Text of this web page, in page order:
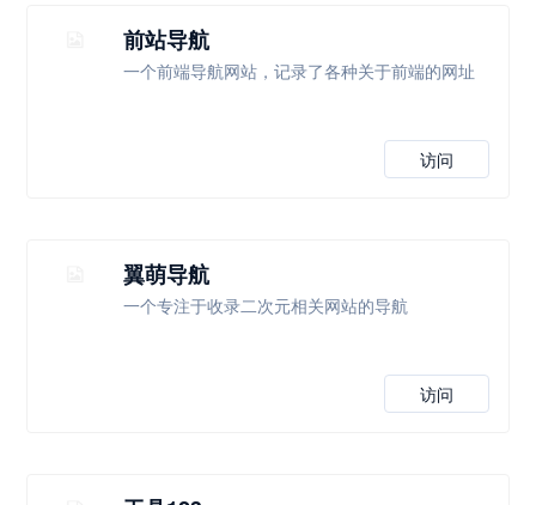
前站导航
一个前端导航网站，记录了各种关于前端的网址
访问
翼萌导航
一个专注于收录二次元相关网站的导航
访问